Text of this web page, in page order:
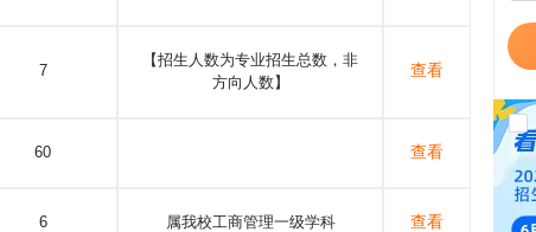
7
【招生人数为专业招生总数，非
方向人数】
查看
60 查看
6 属我校工商管理一级学科 查看